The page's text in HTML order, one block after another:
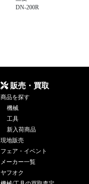
DN-200R
販売・買取
商品を探す
機械
工具
新入荷商品
現地販売
フェア・イベント
メーカー一覧
ヤフオク